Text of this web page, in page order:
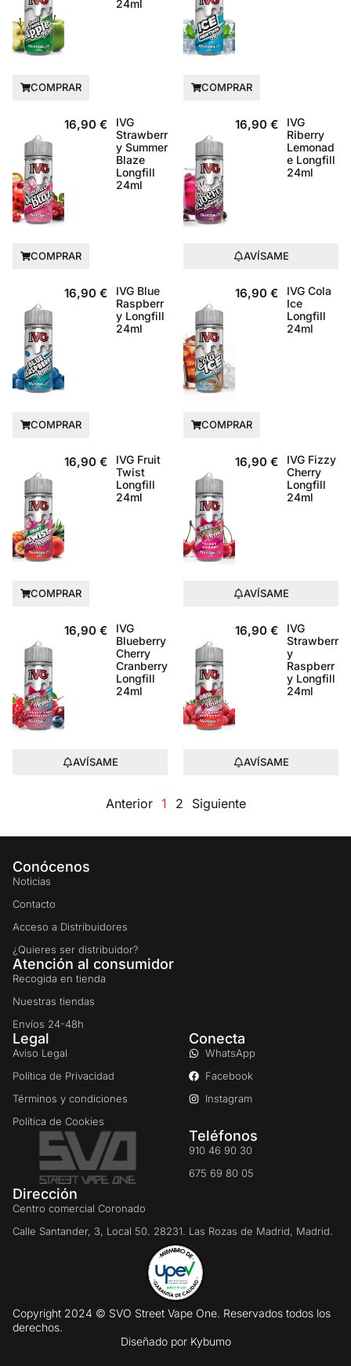
24ml
COMPRAR COMPRAR
16,90 €
IVG
Strawberr
y Summer
Blaze
Longfill
24ml
COMPRAR
16,90 €
IVG
Riberry
Lemonad
e Longfill
24ml
AVÍSAME
16,90 €
IVG Blue
Raspberr
y Longfill
24ml
COMPRAR
16,90 €
IVG Cola
Ice
Longfill
24ml
COMPRAR
16,90 €
IVG Fruit
Twist
Longfill
24ml
COMPRAR
16,90 €
IVG Fizzy
Cherry
Longfill
24ml
AVÍSAME
16,90 €
IVG
Blueberry
Cherry
Cranberry
Longfill
24ml
AVÍSAME
16,90 €
IVG
Strawberr
y
Raspberr
y Longfill
24ml
AVÍSAME
Anterior 1 2 Siguiente
Conócenos
Noticias
Contacto
Acceso a Distribuidores
¿Quieres ser distribuidor?
Atención al consumidor
Recogida en tienda
Nuestras tiendas
Envíos 24-48h
Legal
Aviso Legal
Política de Privacidad
Términos y condiciones
Política de Cookies
Conecta
WhatsApp
Facebook
Instagram
Teléfonos
910 46 90 30
675 69 80 05
Dirección
Centro comercial Coronado
Calle Santander, 3, Local 50. 28231. Las Rozas de Madrid, Madrid.
Copyright 2024 © SVO Street Vape One. Reservados todos los
derechos.
Diseñado por Kybumo